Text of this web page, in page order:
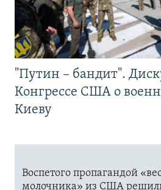
"Путин – бандит".
Конгрессе США о
Киеву